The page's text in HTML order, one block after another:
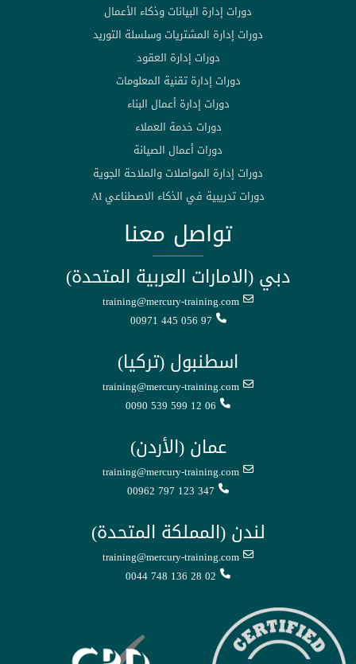
دورات إدارة البيانات وذكاء الأعمال
دورات إدارة المشتريات وسلسلة التوريد
دورات إدارة العقود
دورات إدارة تقنية المعلومات
دورات إدارة أعمال البناء
دورات خدمة العملاء
دورات أعمال الصيانة
دورات إدارة المواصلات والملاحة الجوية
دورات تدريبية في الذكاء الاصطناعي AI
تواصل معنا
دبي (الامارات العربية المتحدة)
training@mercury-training.com
00971 445 056 97
اسطنبول (تركيا)
training@mercury-training.com
0090 539 599 12 06
عمان (الأردن)
training@mercury-training.com
00962 797 123 347
لندن (المملكة المتحدة)
training@mercury-training.com
0044 748 136 28 02